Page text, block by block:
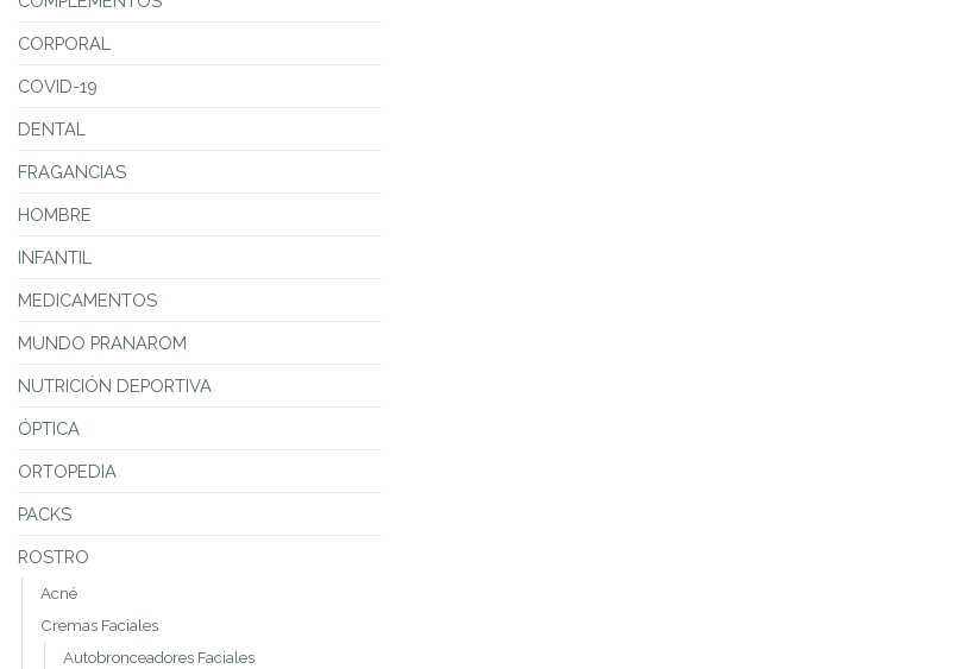
CORPORAL
COVID-19
DENTAL
FRAGANCIAS
HOMBRE
INFANTIL
MEDICAMENTOS
MUNDO PRANAROM
NUTRICIÓN DEPORTIVA
ÓPTICA
ORTOPEDIA
PACKS
ROSTRO
Acné
Cremas Faciales
Autobronceadores Faciales